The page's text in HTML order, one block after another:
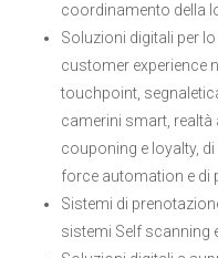
coordinamento della
Soluzioni digitali per
customer experience
touchpoint,
camerini smart, realtà
couponing e loyalty,
force automation e di
Sistemi di
sistemi Self scanning